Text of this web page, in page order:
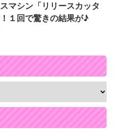
マシン「リリースカッタ
１回で驚きの結果が♪